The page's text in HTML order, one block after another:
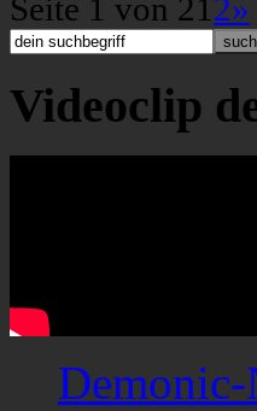
Seite 1 von 21 2»
Videoclip